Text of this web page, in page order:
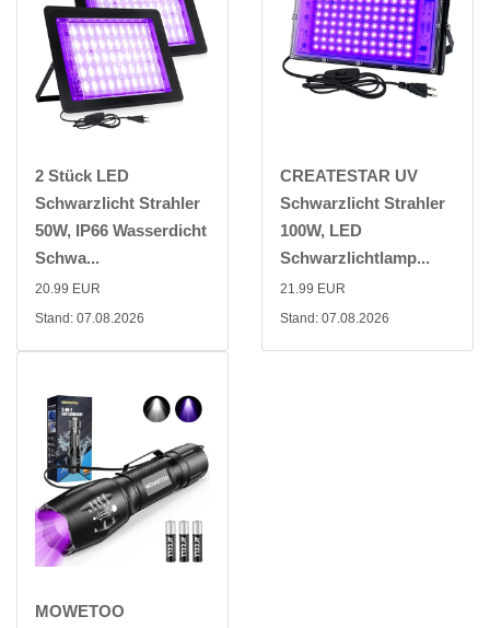
2 Stück LED
Schwarzlicht Strahler
50W, IP66 Wasserdicht
Schwa...
20.99 EUR
Stand: 07.08.2026
CREATESTAR UV
Schwarzlicht Strahler
100W, LED
Schwarzlichtlamp...
21.99 EUR
Stand: 07.08.2026
MOWETOO